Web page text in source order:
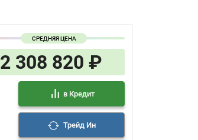
СРЕДНЯЯ ЦЕНА
2 308 820 ₽
в Кредит
Трейд Ин